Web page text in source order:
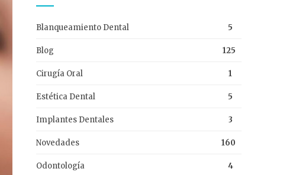
Blanqueamiento Dental 5
Blog 125
Cirugía Oral 1
Estética Dental 5
Implantes Dentales 3
Novedades 160
Odontología 4